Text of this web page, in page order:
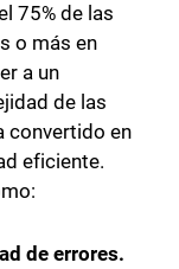
75% de las
o más en
a un
de las
convertido en
eficiente.
de errores.